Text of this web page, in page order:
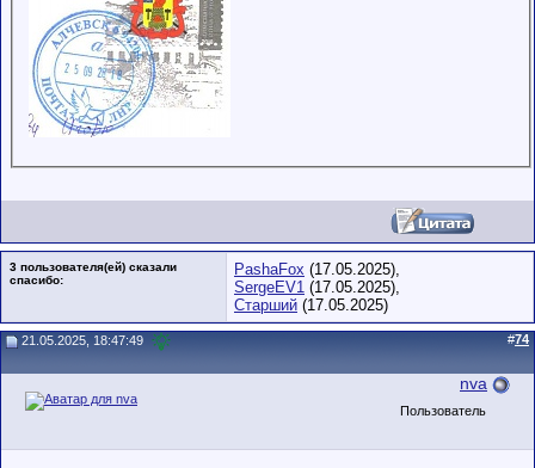
3 пользователя(ей) сказали
cпасибо:
PashaFox (17.05.2025),
SergeEV1 (17.05.2025),
Старший (17.05.2025)
21.05.2025, 18:47:49 #74
nva
Пользователь